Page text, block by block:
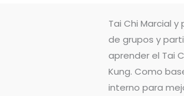
Tai Chi Marcial y
de grupos y
aprender el Tai
Kung. Como
interno para